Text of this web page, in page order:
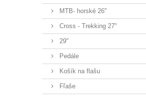
MTB- horské 26"
Cross - Trekking 27"
29"
Pedále
Košík na flašu
Fľaše